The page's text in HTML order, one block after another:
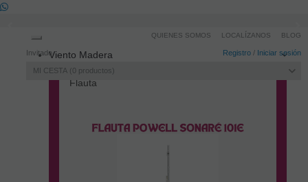
Invitado Registro / Iniciar sesión
MI CESTA 0 productos
QUIENES SOMOS LOCALÍZANOS BLOG
navigation
Viento Madera
Flauta